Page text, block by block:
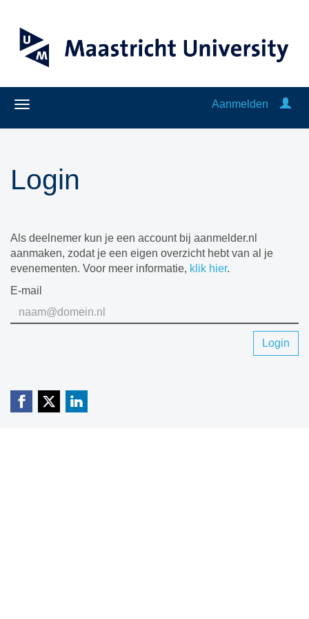
Aanmelden
Login
Als deelnemer kun je een account bij aanmelder.nl
aanmaken, zodat je een eigen overzicht hebt van al je
evenementen. Voor meer informatie, klik hier.
E-mail
Login